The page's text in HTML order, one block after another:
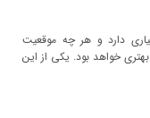
در منطقه ۲۲ رواج بسیاری دارد و هر چه موقعیت
خواهد بود. یکی از این